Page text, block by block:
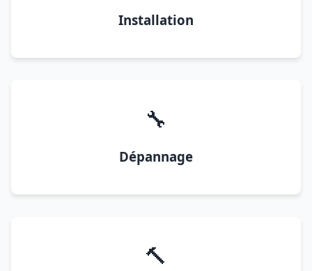
Installation
🔧
Dépannage
🔨